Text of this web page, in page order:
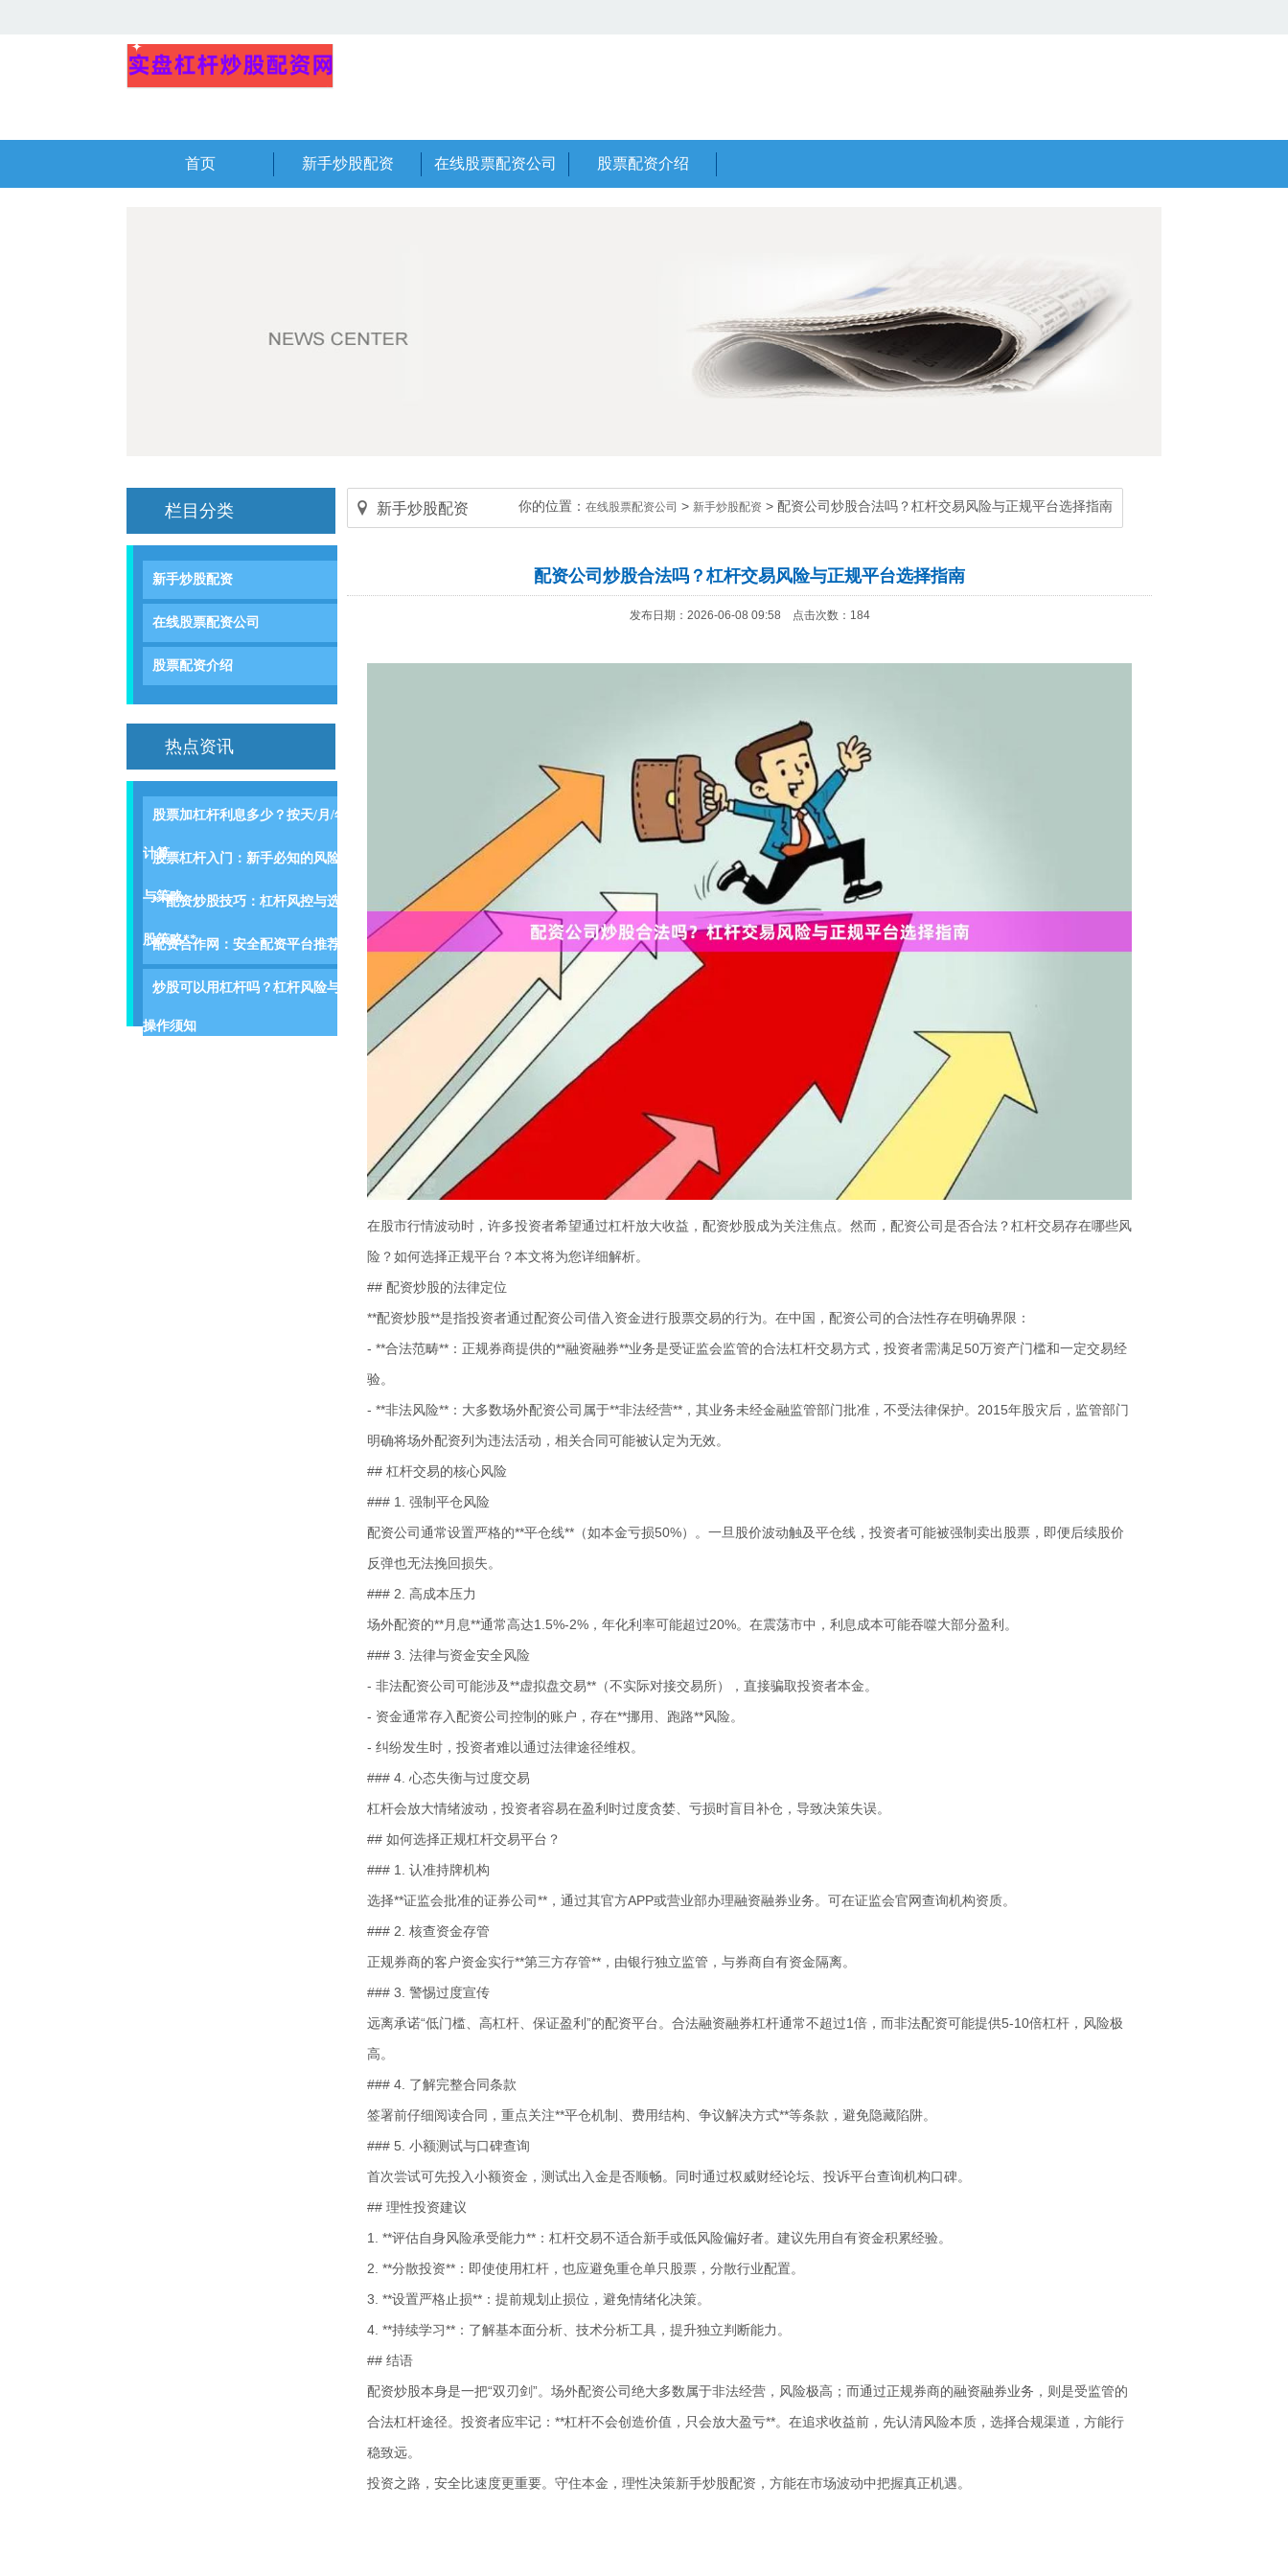
首页 新手炒股配资 在线股票配资公司 股票配资介绍
栏目分类
新手炒股配资
在线股票配资公司
股票配资介绍
热点资讯
股票加杠杆利息多少？按天/月/年
计算
股票杠杆入门：新手必知的风险
与策略
**配资炒股技巧：杠杆风控与选
股策略**
配资合作网：安全配资平台推荐
炒股可以用杠杆吗？杠杆风险与
操作须知
你的位置： 在线股票配资公司 > 新手炒股配资 > 配资公司炒股合法吗？杠杆交易风险与正规平台选择指南
新手炒股配资
配资公司炒股合法吗？杠杆交易风险与正规平台选择指南
发布日期：2026-06-08 09:58 点击次数：184
在股市行情波动时，许多投资者希望通过杠杆放大收益，配资炒股成为关注焦点。然而，配资公司是否合法？杠杆交易存在哪些风
险？如何选择正规平台？本文将为您详细解析。
## 配资炒股的法律定位
**配资炒股**是指投资者通过配资公司借入资金进行股票交易的行为。在中国，配资公司的合法性存在明确界限：
- **合法范畴**：正规券商提供的**融资融券**业务是受证监会监管的合法杠杆交易方式，投资者需满足50万资产门槛和一定交易经
验。
- **非法风险**：大多数场外配资公司属于**非法经营**，其业务未经金融监管部门批准，不受法律保护。2015年股灾后，监管部门
明确将场外配资列为违法活动，相关合同可能被认定为无效。
## 杠杆交易的核心风险
### 1. 强制平仓风险
配资公司通常设置严格的**平仓线**（如本金亏损50%）。一旦股价波动触及平仓线，投资者可能被强制卖出股票，即便后续股价
反弹也无法挽回损失。
### 2. 高成本压力
场外配资的**月息**通常高达1.5%-2%，年化利率可能超过20%。在震荡市中，利息成本可能吞噬大部分盈利。
### 3. 法律与资金安全风险
- 非法配资公司可能涉及**虚拟盘交易**（不实际对接交易所），直接骗取投资者本金。
- 资金通常存入配资公司控制的账户，存在**挪用、跑路**风险。
- 纠纷发生时，投资者难以通过法律途径维权。
### 4. 心态失衡与过度交易
杠杆会放大情绪波动，投资者容易在盈利时过度贪婪、亏损时盲目补仓，导致决策失误。
## 如何选择正规杠杆交易平台？
### 1. 认准持牌机构
选择**证监会批准的证券公司**，通过其官方APP或营业部办理融资融券业务。可在证监会官网查询机构资质。
### 2. 核查资金存管
正规券商的客户资金实行**第三方存管**，由银行独立监管，与券商自有资金隔离。
### 3. 警惕过度宣传
远离承诺“低门槛、高杠杆、保证盈利”的配资平台。合法融资融券杠杆通常不超过1倍，而非法配资可能提供5-10倍杠杆，风险极
高。
### 4. 了解完整合同条款
签署前仔细阅读合同，重点关注**平仓机制、费用结构、争议解决方式**等条款，避免隐藏陷阱。
### 5. 小额测试与口碑查询
首次尝试可先投入小额资金，测试出入金是否顺畅。同时通过权威财经论坛、投诉平台查询机构口碑。
## 理性投资建议
1. **评估自身风险承受能力**：杠杆交易不适合新手或低风险偏好者。建议先用自有资金积累经验。
2. **分散投资**：即使使用杠杆，也应避免重仓单只股票，分散行业配置。
3. **设置严格止损**：提前规划止损位，避免情绪化决策。
4. **持续学习**：了解基本面分析、技术分析工具，提升独立判断能力。
## 结语
配资炒股本身是一把“双刃剑”。场外配资公司绝大多数属于非法经营，风险极高；而通过正规券商的融资融券业务，则是受监管的
合法杠杆途径。投资者应牢记：**杠杆不会创造价值，只会放大盈亏**。在追求收益前，先认清风险本质，选择合规渠道，方能行
稳致远。
投资之路，安全比速度更重要。守住本金，理性决策新手炒股配资，方能在市场波动中把握真正机遇。